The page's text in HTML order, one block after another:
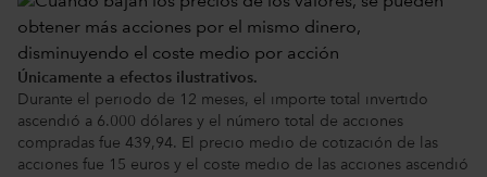
Únicamente a efectos ilustrativos.
Durante el periodo de 12 meses, el importe total invertido
ascendió a 6.000 dólares y el número total de acciones
compradas fue 439,94. El precio medio de cotización de las
acciones fue 15 euros y el coste medio de las acciones ascendió